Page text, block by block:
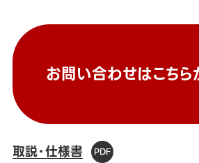
お問い合わせはこちら
取説・仕様書